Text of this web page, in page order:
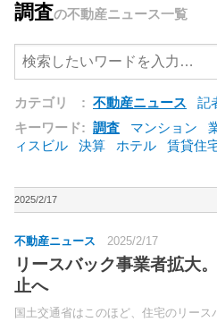
調査の不動産ニュース一覧
カテゴリ : 不動産ニュース 記
キーワード: 調査 マンション
ィスビル
決算 ホテル 賃貸住
2025/2/17
不動産ニュース 2025/2/17
リースバック事業者拡大
止へ
国土交通省はこのほど、住宅のリー